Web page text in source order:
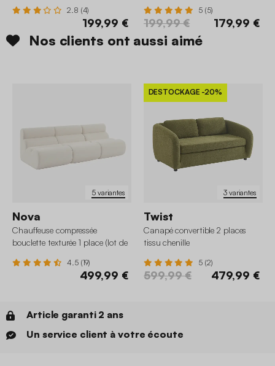
2.8 (4)
199,99 €
5 (5)
199,99 € 179,99 €
Nos clients ont aussi aimé
5 variantes
Nova
Chauffeuse compressée
bouclette texturée 1 place (lot de
4.5 (19)
499,99 €
3 variantes
DESTOCKAGE -20%
Twist
Canapé convertible 2 places
tissu chenille
5 (2)
599,99 € 479,99 €
Article garanti 2 ans
Un service client à votre écoute